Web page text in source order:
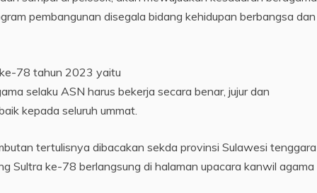
pembangunan disegala bidang kehidupan berbangsa dan
78 tahun 2023 yaitu
selaku ASN harus bekerja secara benar, jujur dan
kepada seluruh ummat.
tertulisnya dibacakan sekda provinsi Sulawesi tenggara
Sultra ke-78 berlangsung di halaman upacara kanwil agama